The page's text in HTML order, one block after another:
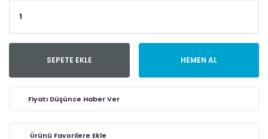
SEPETE EKLE HEMEN AL
Fiyatı Düşünce Haber Ver